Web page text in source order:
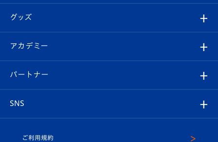
チケット
イベント
メディア
ホームタウン
エンブレム紹介
スタッフプロフィール
マスコット紹介
はじめての観戦ガイド
Revive Team
ヴィヴィくんの長崎おもてなしガイド
フォトギャラリー
スタジアムグルメ
チケット
V-LOVERS（ファンクラブ）
プレイヤーズスイート
グッズ
オンラインショップ
店舗情報
アカデミー
育成からのお知らせ
U-18
パートナー
SNS
ご利用規約